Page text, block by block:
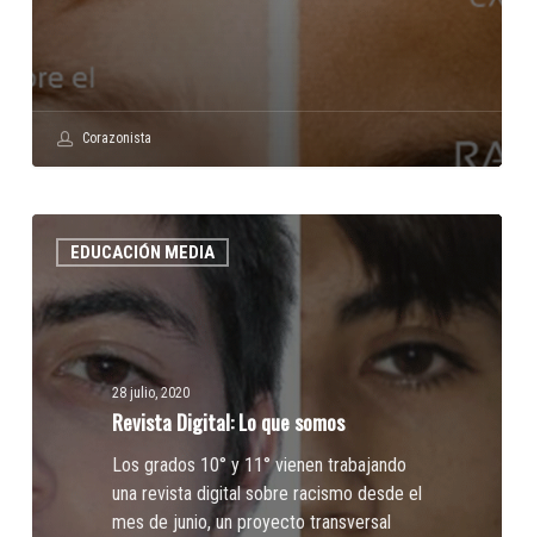
Corazonista
EDUCACIÓN MEDIA
Digital:
que
28 julio, 2020
Revista Digital: Lo que somos
Los grados 10° y 11° vienen trabajando
una revista digital sobre racismo desde el
mes de junio, un proyecto transversal